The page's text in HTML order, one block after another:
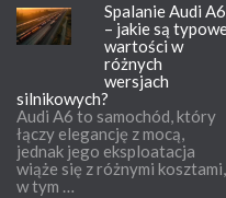
Spalanie Audi A6
– jakie są
wartości w
różnych
wersjach
silnikowych?
Audi A6 to samochód, który
łączy elegancję z mocą,
jednak jego eksploatacja
wiąże się z różnymi kosztami,
w tym …